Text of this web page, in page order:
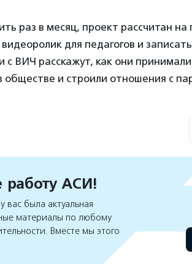
раз в месяц, проект рассчитан
для педагогов и
ВИЧ расскажут, как они принимали
обществе и строили отношения с
работу АСИ!
была актуальная
материалы по любому
Вместе мы этого